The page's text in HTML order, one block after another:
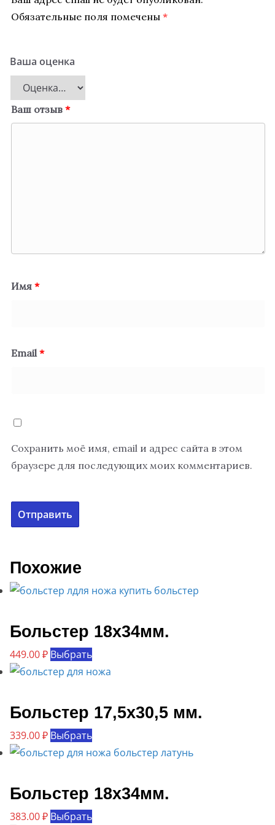
Обязательные поля помечены *
Ваша оценка
Ваш отзыв *
Имя *
Email*
Сохранить моё имя, email и адрес сайта в этом
браузере для последующих моих комментариев.
Похожие
Больстер 18х34мм.
449.00₽ ВыбратьЭтот
товар
несколько
вариаций.
Опции
можно
на
странице
Больстер 17,5х30,5 мм.
339.00₽ ВыбратьЭтот
товар
несколько
вариаций.
Опции
Больстер 18х34мм.
383.00₽ ВыбратьЭтот